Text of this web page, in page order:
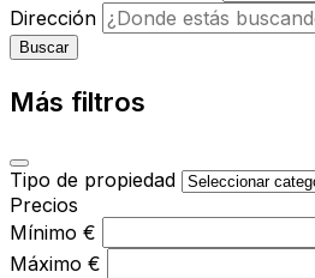
Dirección
Buscar
Más filtros
Tipo de propiedad
Precios
Mínimo €
Máximo €